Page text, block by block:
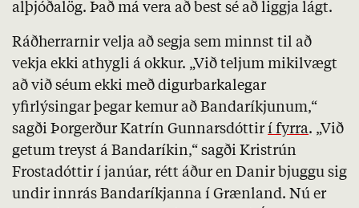
alþjóðalög. Það má vera að best sé að liggja lágt.
Ráðherrarnir velja að segja sem minnst til að
vekja ekki athygli á okkur. „Við teljum mikilvægt
að við séum ekki með digurbarkalegar
yfirlýsingar þegar kemur að Bandaríkjunum,“
sagði Þorgerður Katrín Gunnarsdóttirí fyrra. „Við
getum treyst á Bandaríkin,“ sagði Kristrún
Frostadóttir í janúar, rétt áður en Danir bjuggu sig
undir innrás Bandaríkjanna í Grænland. Nú er